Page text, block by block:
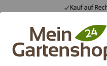
Kauf auf
Alle Produkte
Mein Konto
Suchen